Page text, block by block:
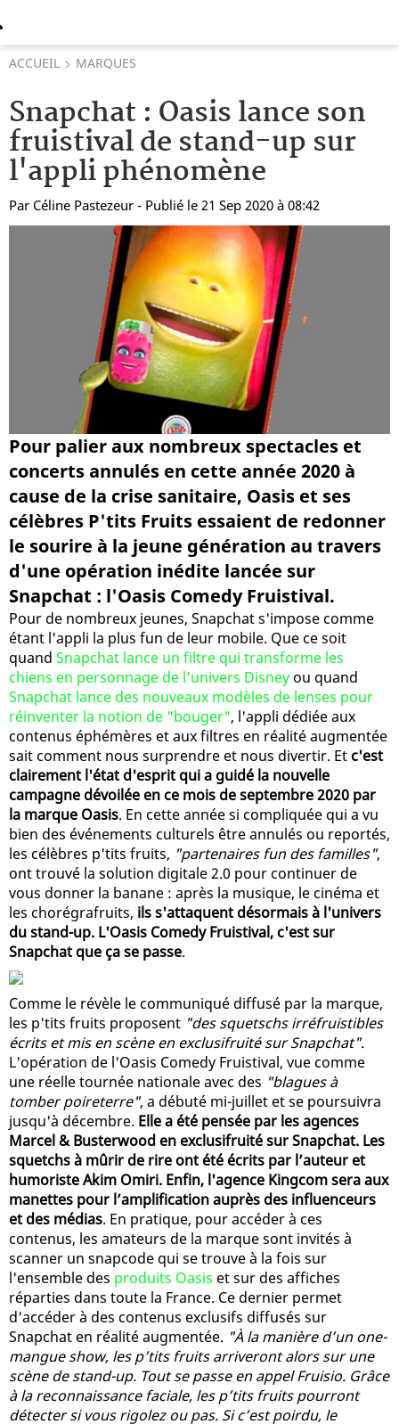
ACCUEIL MARQUES
Snapchat : Oasis lance son
fruistival de stand-up sur
l'appli phénomène
Par Céline Pastezeur - Publié le 21 Sep 2020 à 08:42
Pour palier aux nombreux spectacles et
concerts annulés en cette année 2020 à
cause de la crise sanitaire, Oasis et ses
célèbres P'tits Fruits essaient de redonner
le sourire à la jeune génération au travers
d'une opération inédite lancée sur
Snapchat : l'Oasis Comedy Fruistival.
Pour de nombreux jeunes, Snapchat s'impose comme
étant l'appli la plus fun de leur mobile. Que ce soit
quand Snapchat lance un filtre qui transforme les
chiens en personnage de l'univers Disney ou quand
Snapchat lance des nouveaux modèles de lenses pour
réinventer la notion de "bouger", l'appli dédiée aux
contenus éphémères et aux filtres en réalité augmentée
sait comment nous surprendre et nous divertir. Et c'est
clairement l'état d'esprit qui a guidé la nouvelle
campagne dévoilée en ce mois de septembre 2020 par
la marque Oasis. En cette année si compliquée qui a vu
bien des événements culturels être annulés ou reportés,
les célèbres p'tits fruits, "partenaires fun des familles",
ont trouvé la solution digitale 2.0 pour continuer de
vous donner la banane : après la musique, le cinéma et
les chorégrafruits, ils s'attaquent désormais à l'univers
du stand-up. L'Oasis Comedy Fruistival, c'est sur
Snapchat que ça se passe.
Comme le révèle le communiqué diffusé par la marque,
les p'tits fruits proposent "des squetschs irréfruistibles
écrits et mis en scène en exclusifruité sur Snapchat".
L'opération de l'Oasis Comedy Fruistival, vue comme
une réelle tournée nationale avec des "blagues à
tomber poireterre", a débuté mi-juillet et se poursuivra
jusqu'à décembre. Elle a été pensée par les agences
Marcel & Busterwood en exclusifruité sur Snapchat. Les
squetchs à mûrir de rire ont été écrits par l’auteur et
humoriste Akim Omiri. Enfin, l'agence Kingcom sera aux
manettes pour l’amplification auprès des influenceurs
et des médias. En pratique, pour accéder à ces
contenus, les amateurs de la marque sont invités à
scanner un snapcode qui se trouve à la fois sur
l'ensemble des produits Oasis et sur des affiches
réparties dans toute la France. Ce dernier permet
d'accéder à des contenus exclusifs diffusés sur
Snapchat en réalité augmentée. "À la manière d’un one-
mangue show, les p’tits fruits arriveront alors sur une
scène de stand-up. Tout se passe en appel Fruisio. Grâce
à la reconnaissance faciale, les p’tits fruits pourront
détecter si vous rigolez ou pas. Si c’est poirdu, le